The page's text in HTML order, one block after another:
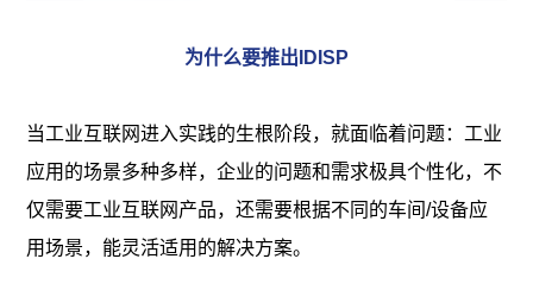
为什么要推出IDISP
当工业互联网进入实践的生根阶段，就面临着问题：工业
应用的场景多种多样，企业的问题和需求极具个性化，不
仅需要工业互联网产品，还需要根据不同的车间/设备应
用场景，能灵活适用的解决方案。